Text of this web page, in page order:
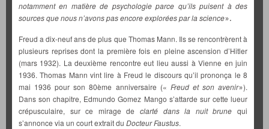
notamment en matière de psychologie parce qu’ils puisent à des
sources que nous n’avons pas encore explorées par la science».
Freud a dix-neuf ans de plus que Thomas Mann. Ils se rencontrèrent à
plusieurs reprises dont la première fois en pleine ascension d’Hitler
(mars 1932). La deuxième rencontre eut lieu aussi à Vienne en juin
1936. Thomas Mann vint lire à Freud le discours qu’il prononça le 8
mai 1936 pour son 80ème anniversaire (« Freud et son avenir»).
Dans son chapitre, Edmundo Gomez Mango s’attarde sur cette lueur
crépusculaire, sur ce mirage de clarté dans la nuit brune qui
s’annonce via un court extrait du Docteur Faustus.